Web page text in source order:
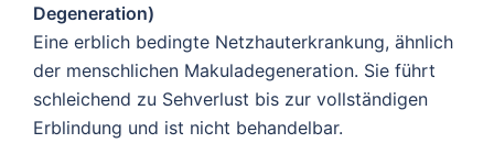
Degeneration)
Eine erblich bedingte Netzhauterkrankung, ähnlich
der menschlichen Makuladegeneration. Sie führt
schleichend zu Sehverlust bis zur vollständigen
Erblindung und ist nicht behandelbar.